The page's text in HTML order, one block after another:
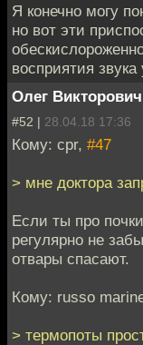
Я конечно могу
но вот эти
восприятия
Олег Викторович
#52 | 28.04.18 17:36
Кому: cpr, #47
> мне доктора
Если ты про
регулярно не
отвары спасают.
Кому: russo
> термопоты